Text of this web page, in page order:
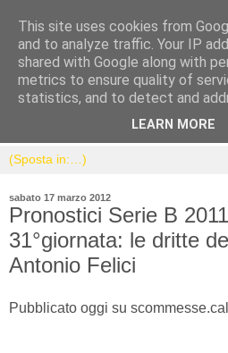
sabato 17 marzo 2012
Pronostici Serie B
31°giornata: le dritte
Antonio Felici
Pubblicato oggi su
This site uses cookies from
and to analyze traffic. Your IP
shared with Google along with
metrics to ensure quality of
statistics, and to detect and
LEARN MORE